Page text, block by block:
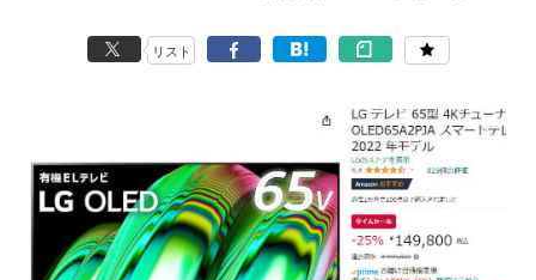
リスト